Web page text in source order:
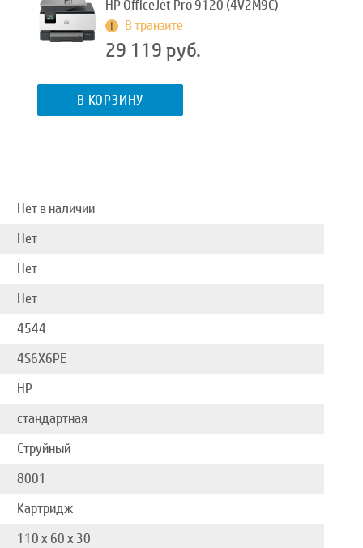
HP OfficeJet Pro 9120 (4V2M9C)
В транзите
29 119 руб.
В КОРЗИНУ
Нет в наличии
Нет
Нет
Нет
4544
4S6X6PE
HP
стандартная
Струйный
8001
Картридж
110 x 60 x 30